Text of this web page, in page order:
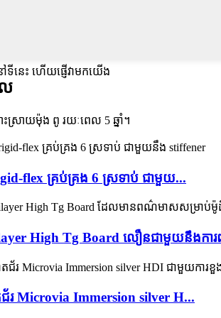
ទីនេះ ហើយផ្ញើវាមកយើង
ស្រាយម៉ុង ពូ រយៈពេល 5 ឆ្នាំ។
flex គ្រប់គ្រង 6 ស្រទាប់ ជាមួយ...
High Tg Board លឿនជាមួយនឹងការ
ជ័រ Microvia Immersion silver H...